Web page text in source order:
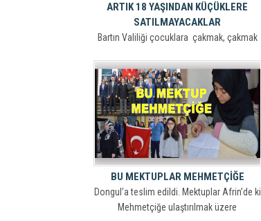
ARTIK 18 YAŞINDAN KÜÇÜKLERE
SATILMAYACAKLAR
Bartın Valiliği çocuklara çakmak, çakmak
sağlığına zararlı uçucu maddelerin
satışının yasaklanması hakkında karar aldı.
BU MEKTUPLAR MEHMETÇİĞE
Dongul’a teslim edildi. Mektuplar Afrin’de ki
Mehmetçiğe ulaştırılmak üzere